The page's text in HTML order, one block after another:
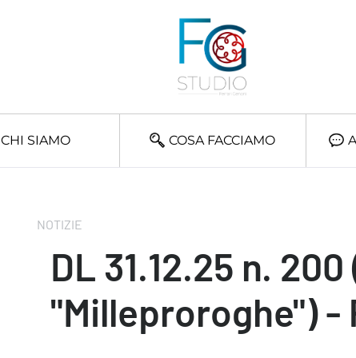
CHI SIAMO COSA FACCIAMO
NOTIZIE
DL 31.12.25 n.
"Milleproroghe")